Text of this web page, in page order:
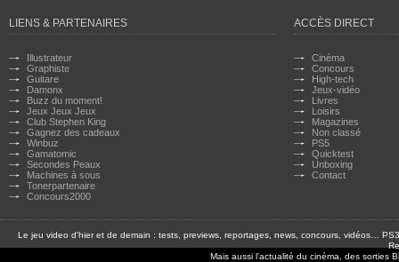
LIENS & PARTENAIRES
Illustrateur
Graphiste
Guitare
Damonx
Buzz du moment!
Jeux Jeux Jeux
Club Stephen King
Gagnez des cadeaux
Winbuz
Gamatomic
Secondes Peaux
Machines à sous
Tonerpartenaire
Concours2000
ACCÈS DIRECT
Cinéma
Concours
High-tech
Jeux-vidéo
Livres
Loisirs
Magazines
Non classé
PS5
Quicktest
Unboxing
Contact
Le jeu video d'hier et de demain : tests, previews, reportages, news, concours, vidéos…
Mais aussi l'actualité du cinéma, des sorties